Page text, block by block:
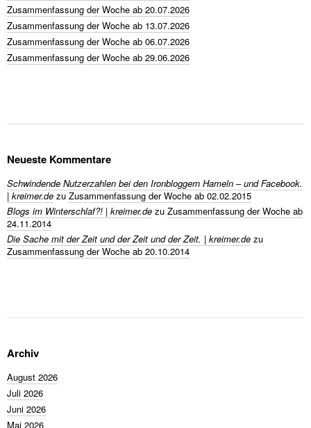
Zusammenfassung der Woche ab 20.07.2026
Zusammenfassung der Woche ab 13.07.2026
Zusammenfassung der Woche ab 06.07.2026
Zusammenfassung der Woche ab 29.06.2026
Neueste Kommentare
Schwindende Nutzerzahlen bei den Ironbloggern Hameln – und Facebook.
| kreimer.de zu Zusammenfassung der Woche ab 02.02.2015
Blogs im Winterschlaf?! | kreimer.de zu Zusammenfassung der Woche ab
24.11.2014
Die Sache mit der Zeit und der Zeit und der Zeit. | kreimer.de zu
Zusammenfassung der Woche ab 20.10.2014
Archiv
August 2026
Juli 2026
Juni 2026
Mai 2026